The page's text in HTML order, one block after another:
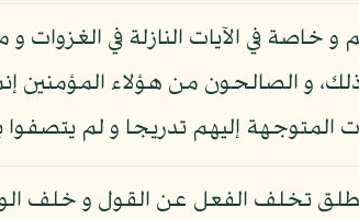
خاصة في الآيات النازلة في
و الصالحون من هؤلاء المؤمنين
المتوجهة إليهم تدريجا و لم
تخلف الفعل عن القول و خلف